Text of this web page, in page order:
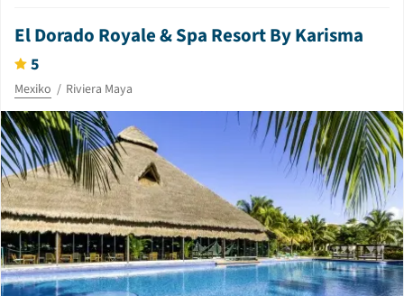
El Dorado Royale & Spa Resort By Karisma
5
Mexiko Riviera Maya